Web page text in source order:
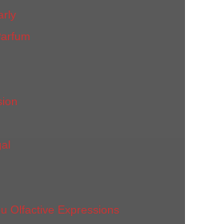
Olfactive Expressions